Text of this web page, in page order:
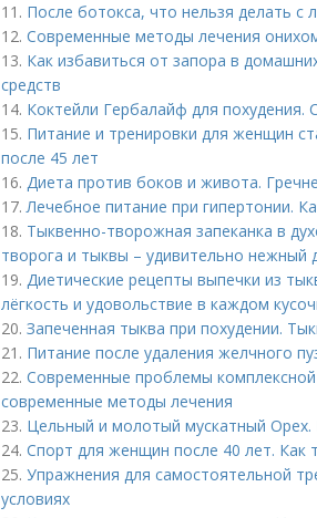
11. После ботокса, что нельзя делать с
12. Современные методы лечения
13. Как избавиться от запора в
средств
14. Коктейли Гербалайф для похудения.
15. Питание и тренировки для женщин
после 45 лет
16. Диета против боков и живота.
17.Лечебное питание при гипертонии.
18. Тыквенно-творожная запеканка в
творога и тыквы – удивительно нежный
19. Диетические рецепты выпечки из
лёгкость и удовольствие в каждом
20. Запеченная тыква при похудении.
21. Питание после удаления желчного
22. Современные проблемы комплексной
современные методы лечения
23. Цельный и молотый мускатный Орех.
24. Спорт для женщин после 40 лет. Как
25. Упражнения для самостоятельной
условиях